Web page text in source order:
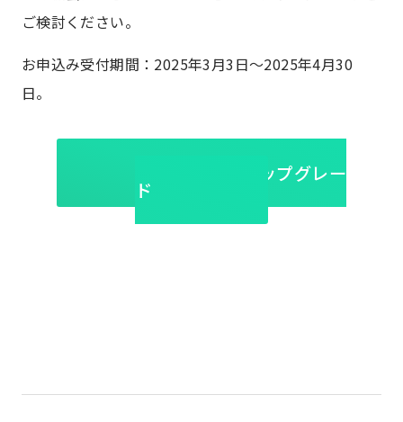
ご検討ください。
お申込み受付期間：2025年3月3日～2025年4月30
日。
加湿器をアップグレー
ド